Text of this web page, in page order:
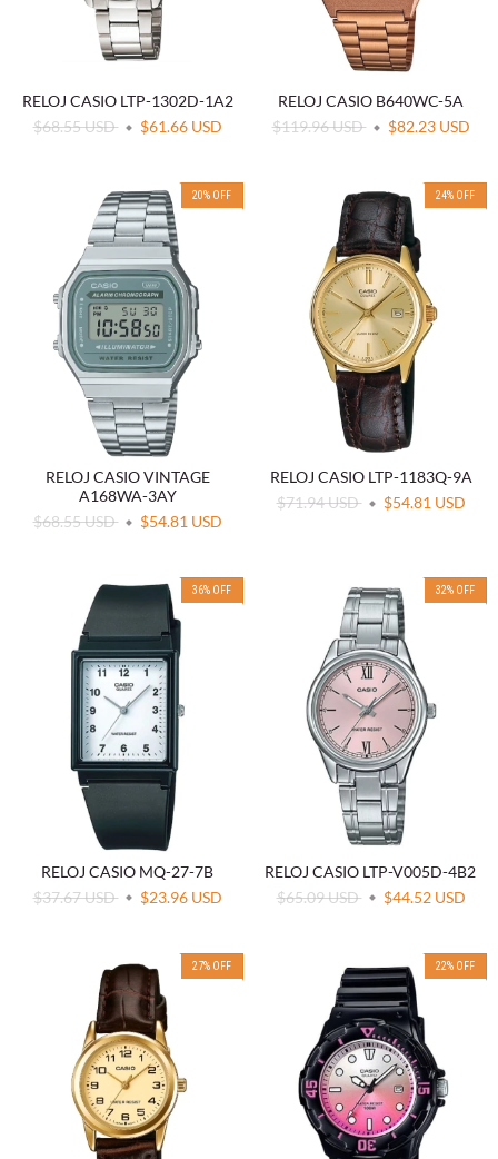
RELOJ CASIO LTP-1302D-1A2
$68.55 USD
$61.66 USD
RELOJ CASIO B640WC-5A
$119.96 USD
$82.23 USD
20% OFF
RELOJ CASIO VINTAGE
A168WA-3AY
$68.55 USD
$54.81 USD
24% OFF
RELOJ CASIO LTP-1183Q-9A
$71.94 USD
$54.81 USD
36% OFF
RELOJ CASIO MQ-27-7B
$37.67 USD
$23.96 USD
32% OFF
RELOJ CASIO LTP-V005D-4B2
$65.09 USD
$44.52 USD
27% OFF 22% OFF